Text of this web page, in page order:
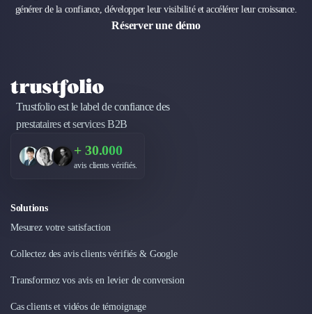
Fiscalité
Design Industriel
Packaging & Emballages
Support Client
Chatbot
Graphisme & Illustration
Recherche Utilisateur
Stratégie Digitale
Développement d'Application Mobile
générer de la confiance, développer leur visibilité et accélérer leur croissance.
Réserver une démo
Trustfolio est le label de confiance des
prestataires et services B2B
+ 30.000
avis clients vérifiés.
Solutions
Mesurez votre satisfaction
Collectez des avis clients vérifiés & Google
Transformez vos avis en levier de conversion
Cas clients et vidéos de témoignage